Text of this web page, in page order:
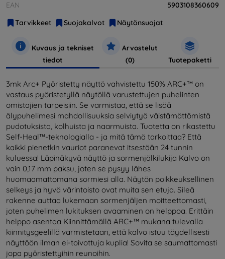
EAN
5903108360609
Tarvikkeet
Suojakalvot Näytönsuojat
Kuvaus ja tekniset
tiedot
Arvostelut
(0)
Tuotepaketti
3mk Arc+ Pyöristetty näyttö vahvistettu 150% ARC+™ on
vastaus pyöristetyllä näytöllä varustettujen puhelinten
omistajien tarpeisiin. Se varmistaa, että se lisää
älypuhelimesi mahdollisuuksia selviytyä väistämättömistä
pudotuksista, kolhuista ja naarmuista. Tuotetta on rikastettu
Self-Heal™-teknologialla - ja mitä tämä tarkoittaa? Että
kaikki pienetkin vauriot paranevat itsestään 24 tunnin
kuluessa! Läpinäkyvä näyttö ja sormenjälkilukija Kalvo on
vain 0,17 mm paksu, joten se pysyy lähes
huomaamattomana sormiesi alla. Näytön poikkeuksellinen
selkeys ja hyvä värintoisto ovat muita sen etuja. Sileä
rakenne auttaa lukemaan sormenjäljen moitteettomasti,
joten puhelimen lukituksen avaaminen on helppoa. Erittäin
helppo asentaa Kiinnittämällä ARC+™ mukana tulevalla
kiinnitysgeelillä varmistetaan, että kalvo istuu täydellisesti
näyttöön ilman ei-toivottuja kuplia! Sovita se saumattomasti
jopa pyöristettyihin reunoihin.